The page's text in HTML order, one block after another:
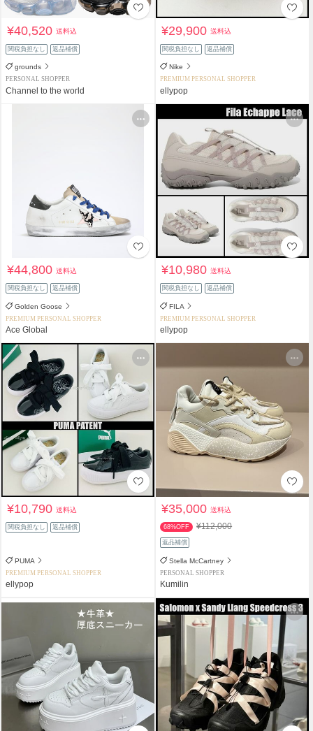
¥40,520送料込
関税負担なし 返品補償
grounds
PERSONAL SHOPPER
Channel to the world
¥29,900送料込
関税負担なし 返品補償
Nike
PREMIUM PERSONAL SHOPPER
ellypop
¥44,800送料込
関税負担なし 返品補償
Golden Goose
PREMIUM PERSONAL SHOPPER
Ace Global
¥10,980送料込
関税負担なし 返品補償
FILA
PREMIUM PERSONAL SHOPPER
ellypop
¥10,790送料込
関税負担なし 返品補償
PUMA
PREMIUM PERSONAL SHOPPER
ellypop
¥35,000送料込
68%OFF ¥112,000
返品補償
Stella McCartney
PERSONAL SHOPPER
Kumilin